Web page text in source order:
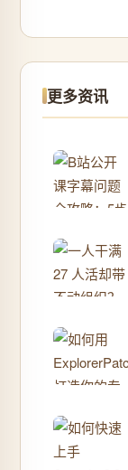
更多资讯